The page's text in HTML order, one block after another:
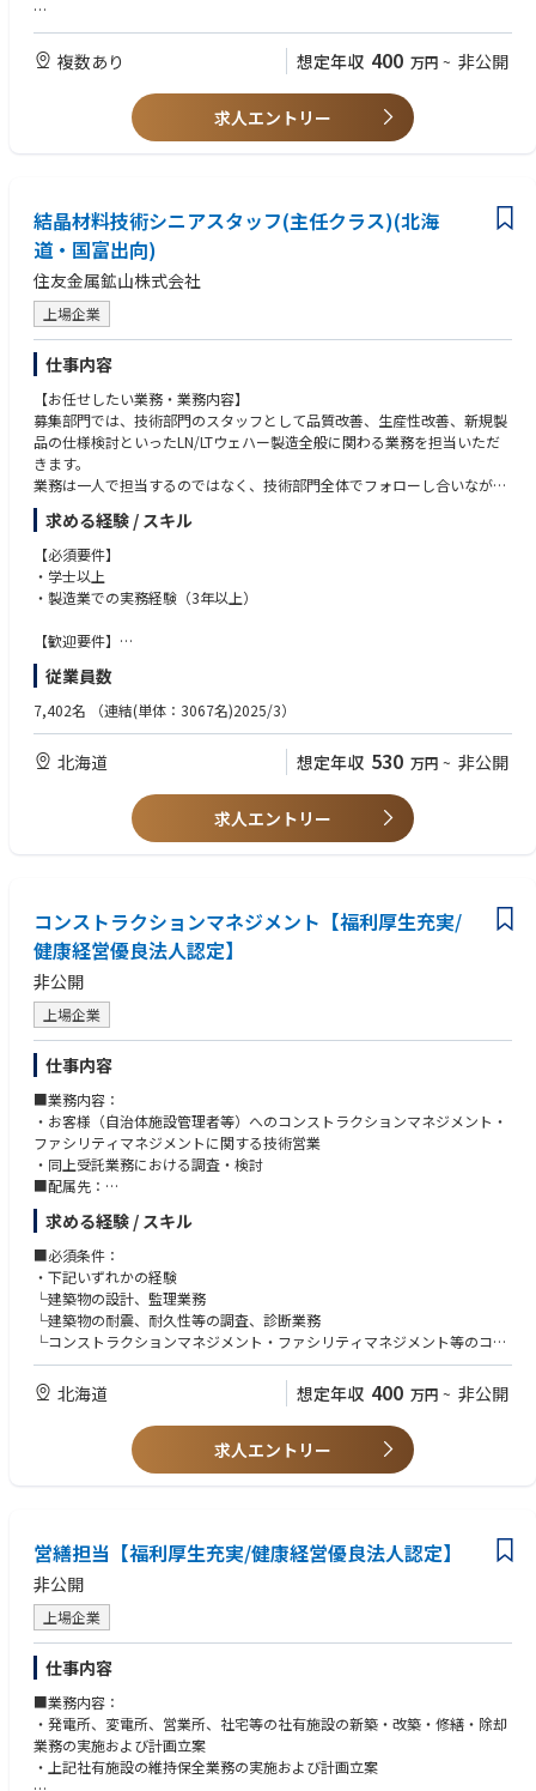
・長距離運転
・宿泊を伴う出張（定期メンテナンスのため）
・土日祝の出勤
■歓迎条件：
・第二種電気工事士免許
・冷凍回路の基礎知識
・機械系もしくは電気系学科卒業、或いはそれに準ずる知識を有する方
複数あり 想定年収 400 万円 ~ 非公開
求人エントリー
結晶材料技術シニアスタッフ(主任クラス)(北海
道・国富出向)
住友金属鉱山株式会社
上場企業
仕事内容
【お任せしたい業務・業務内容】
募集部門では、技術部門のスタッフとして品質改善、生産性改善、新規製
品の仕様検討といったLN/LTウェハー製造全般に関わる業務を担当いただ
きます。
業務は一人で担当するのではなく、技術部門全体でフォローし合いながら
生産部門、品質管理/品質保証部門とも社内コミュニケーションを取り、
目標に向かって改善活動を推進する役割を担っていただきたいと考えてい
ます。
＜担当頂く主な業務＞
わる改善活動業務
・顧客訪問やWebミーティングを通じた技術ニーズのヒヤリング
・品質管理/品質保証部門と連携した顧客からの技術的ご相談・品質課題
への対応（原因分析、是正・予防措置の立案と実施）
・社内向け/顧客向けの各種レポート/報告書作成業務
・（上記にかかる）社内関連部署との会議の主催・情報共有（案件進捗の
これらの業務はすべて部門内、および営業部門とで情報共有・フォローし
【本ポジションの魅力と得られるスキル・経験】
・ものづくり に直接関わる経験を積むことができます。
・エンジニアとしての実務を通じてPDCA（(Plan/Do/Check/Action）サイ
クルを回すスキルを磨くことができます。
・目標に向かって改善活動を主導し目標をクリアすることでの達成感が得
られます。
【募集背景と組織概要】
住鉱国富電子㈱ 結晶材料部は、親会社である住友金属鉱山㈱の委託を受け
てSAWフィルターに用いられるLT(タンタル酸リチウム),LN(ニオブ酸リチ
ウム)ウェハーを製造しています。
今後も成長が期待されるSAWフィルター市場に於いて、継続的な品質改善
やコスト改善により高品質で競争力のあるLN/LTウェハーをお客様に安定
供給することで、当社の収益および企業価値向上に貢献します。
同社の強みである単結晶育成技術と高精度なウェハー加工・研磨技術を生
かした事業です。
ベテランエンジニアの豊富な知見を基盤としつつ、新しい発想とチャレン
ジ精神を持つ若い力を加えることで、当社の”ものづくり力”の向上に貢献
いただく、生産技術・開発技術のエンジニアとして自ら学び、行動し、事
業と共に成長していける人材を募集しています。
【キャリアパス】
将来的には他拠点や開発部門での業務を経験していただき、エンジニアと
して育成していきます。
他製品群での経験や、開発部門での経験を経て、将来配属になった部門で
管理監督者業務をも経験していただき、管理職としてチームのマネジメン
【職場の特徴と雰囲気）】
・特定の分野に捉われずに、今まで培った知識を幅広く活用できる環境で
す。
・業務に必要なスキルや知識を習得できる教育や研修が充実しています。
・個人の能力や性格などの「良い部分」に着目しつつ仕事を割り振るの
で、高いモチベーションで仕事に取り組むことができます。
・社内の風通しが良く、若い世代であっても自由に意見を言える環境で
す。
・定期的な1on1も実施しているため、上司とのコミュニケーションもと
りやすい環境です。
・社内イベントも随時開催されており部署の垣根を超えたコミュニケーシ
ョンをとることができます。
求める経験 / スキル
【必須要件】
・学士以上
・製造業での実務経験（3年以上）
【歓迎要件】
・ISO9001 内部監査員資格、またはそれらの知識
・普通自動車運転免許
・英語力(TOEIC600点レベル)
【求める人物像】
・良好な人間関係を構築し、チームとして仕事を進めていくための「協調
・組織および個人で決めたことを着実に行動に移す「実行力」
・目標達成に向けて、その障害となるような問題を取り除く「問題解決能
従業員数
7,402名 （連結(単体：3067名)2025/3）
北海道 想定年収 530 万円 ~ 非公開
求人エントリー
コンストラクションマネジメント【福利厚生充実/
健康経営優良法人認定】
非公開
上場企業
仕事内容
■業務内容：
・お客様（自治体施設管理者等）へのコンストラクションマネジメント・
ファシリティマネジメントに関する技術営業
・同上受託業務における調査・検討
■配属先：
土木建築部門のうち、新規事業であるお客さま（自治体・民間企業）への
コンストラクションマネジメント・ファシリティマネジメント事業（PFI
事業案件も含む）を推進する役割・グループに配属
■魅力：
業務領域の拡大に向け、建物管理の高度化、合理化などを検討しており、
変電所・発電所・事務所等の社有施設、お客さま施設のコンストラクショ
ンマネジメントなど様々なプロジェクトに携わることが出来る可能性があ
■入社後のキャリアプラン：
上記の通り、事業領域拡大に向けたコンストラクションマネジメント、フ
ァシリティマネジメントに関する社外営業に関する業務だけでなく、コミ
ッショニングに関する社外営業等の他、「カーボンニュートラル」の実現
に向け、水力・火力発電所の建設や、合理的なインフラの維持管理に関す
求める経験 / スキル
■必須条件：
・下記いずれかの経験
└建築物の設計、監理業務
└建築物の耐震、耐久性等の調査、診断業務
└コンストラクションマネジメント・ファシリティマネジメント等のコン
サルティング・技術営業の経験
・北海道内の転勤を許容いただける方
・1級もしくは2級建築士の資格を保有、または1級建築士取得に明確な意
・認定ファシリティマネージャーおよび認定コンストラクションマージャ
歓迎条件：建築士一級、建築士二級、認定ファシリティマネジャー(CFMJ)
北海道 想定年収 400 万円 ~ 非公開
求人エントリー
営繕担当【福利厚生充実/健康経営優良法人認定】
非公開
上場企業
仕事内容
■業務内容：
・発電所、変電所、営業所、社宅等の社有施設の新築・改築・修繕・除却
業務の実施および計画立案
・上記社有施設の維持保全業務の実施および計画立案